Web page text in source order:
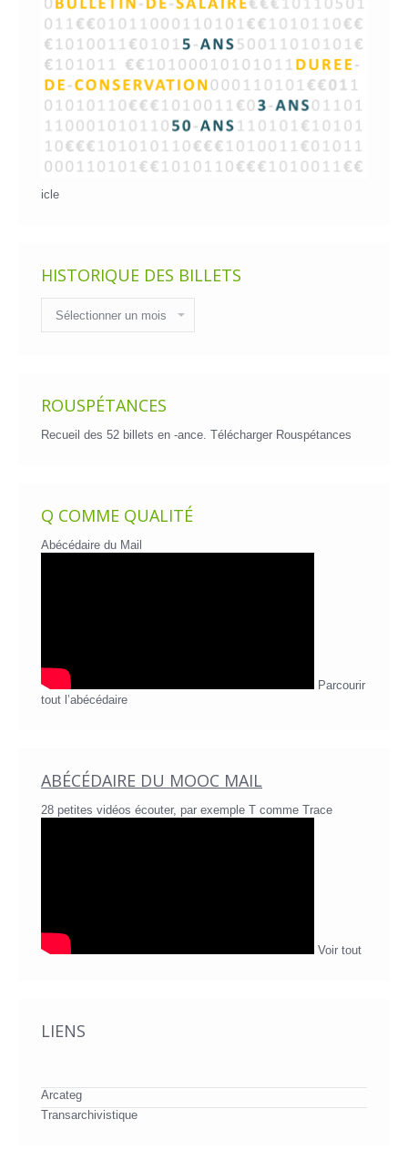
icle
HISTORIQUE DES BILLETS
des
billets
ROUSPÉTANCES
Recueil des 52 billets en -ance. Télécharger Rouspétances
Q COMME QUALITÉ
Abécédaire du Mail
Parcourir
tout l’abécédaire
ABÉCÉDAIRE DU MOOC MAIL
28 petites vidéos écouter, par exemple T comme Trace
Voir tout
LIENS
Arcateg
Transarchivistique